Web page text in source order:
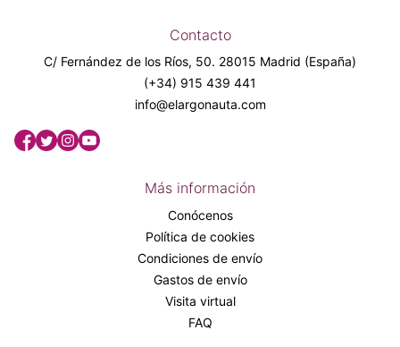
Contacto
C/ Fernández de los Ríos, 50. 28015 Madrid (España)
(+34) 915 439 441
info@elargonauta.com
Más información
Conócenos
Política de cookies
Condiciones de envío
Gastos de envío
Visita virtual
FAQ